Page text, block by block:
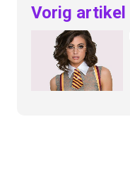
Vorig artikel